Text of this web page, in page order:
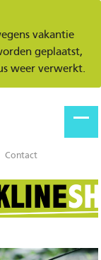
vakantie
geplaatst,
weer verwerkt.
Contact